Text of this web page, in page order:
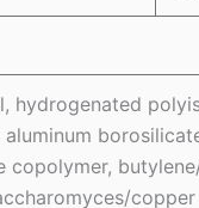
hydrogenated